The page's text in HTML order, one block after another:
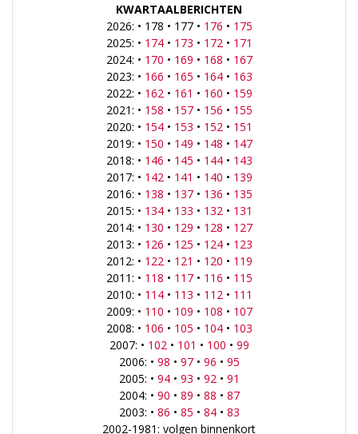
KWARTAALBERICHTEN
2026: • 178 • 177 • 176 • 175
2025: • 174• 173 • 172 • 171
2024: • 170 • 169 • 168 • 167
2023: • 166 • 165 • 164• 163
2022: • 162 • 161 • 160 • 159
2021: • 158 • 157• 156 • 155
2020: • 154• 153 • 152 • 151
2019: • 150 • 149 • 148 • 147
2018: • 146 • 145 • 144• 143
2017: • 142 • 141 • 140 • 139
2016: • 138 • 137• 136 • 135
2015: • 134• 133 • 132 • 131
2014: • 130 • 129 • 128 • 127
2013: • 126 • 125 • 124• 123
2012: • 122 • 121 • 120 • 119
2011: • 118 • 117• 116 • 115
2010: • 114• 113 • 112 • 111
2009: • 110 • 109 • 108 • 107
2008: • 106 • 105 • 104• 103
2007: • 102 • 101 • 100 • 99
2006: • 98 • 97• 96 • 95
2005: • 94• 93 • 92 • 91
2004: • 90 • 89 • 88 • 87
2003: • 86 • 85 • 84• 83
2002-1981: volgen binnenkort